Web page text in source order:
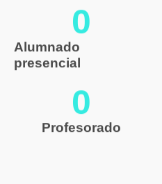
Alumnado
presencial
0
Profesorado
0